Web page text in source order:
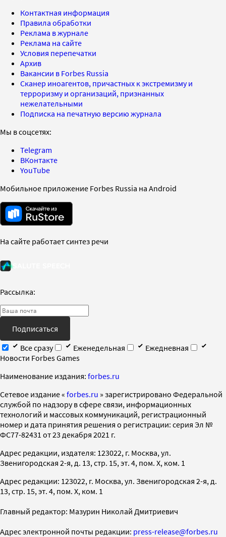
Контактная информация
Правила обработки
Реклама в журнале
Реклама на сайте
Условия перепечатки
Архив
Вакансии в Forbes Russia
Сканер иноагентов, причастных к экстремизму и
терроризму и организаций, признанных
нежелательными
Подписка на печатную версию журнала
Мы в соцсетях:
Telegram
ВКонтакте
YouTube
Мобильное приложение Forbes Russia на Android
На сайте работает синтез речи
Рассылка:
Подписаться
Все сразу
Еженедельная
Ежедневная
Новости Forbes Games
Наименование издания: forbes.ru
Cетевое издание « forbes.ru » зарегистрировано Федеральной
службой по надзору в сфере связи, информационных
технологий и массовых коммуникаций, регистрационный
номер и дата принятия решения о регистрации: серия Эл №
ФС77-82431 от 23 декабря 2021 г.
Адрес редакции, издателя: 123022, г. Москва, ул.
Звенигородская 2-я, д. 13, стр. 15, эт. 4, пом. X, ком. 1
Адрес редакции: 123022, г. Москва, ул. Звенигородская 2-я, д.
13, стр. 15, эт. 4, пом. X, ком. 1
Главный редактор: Мазурин Николай Дмитриевич
Адрес электронной почты редакции: press-release@forbes.ru